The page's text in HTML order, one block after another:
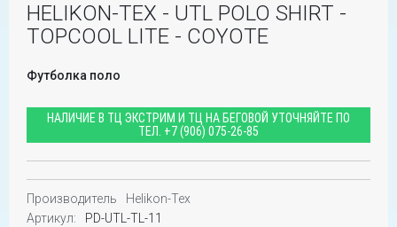
HELIKON-TEX - UTL POLO SHIRT -
TOPCOOL LITE - COYOTE
Футболка поло
НАЛИЧИЕ В ТЦ ЭКСТРИМ И ТЦ НА БЕГОВОЙ УТОЧНЯЙТЕ ПО
ТЕЛ. +7 (906) 075-26-85
Производитель
Helikon-Tex
Артикул:
PD-UTL-TL-11